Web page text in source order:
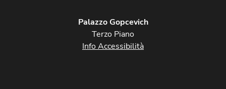
Palazzo Gopcevich
Terzo Piano
Info Accessibilità